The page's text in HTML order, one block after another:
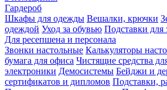
Гардероб
Шкафы для одежды Вешалки, крючки
одеждой Уход за обувью Подставки для
Для ресепшена и персонала
Звонки настольные Калькуляторы
бумага для офиса Чистящие средства
электроники Демосистемы Бейджи и
сертификатов и дипломов Подставки,